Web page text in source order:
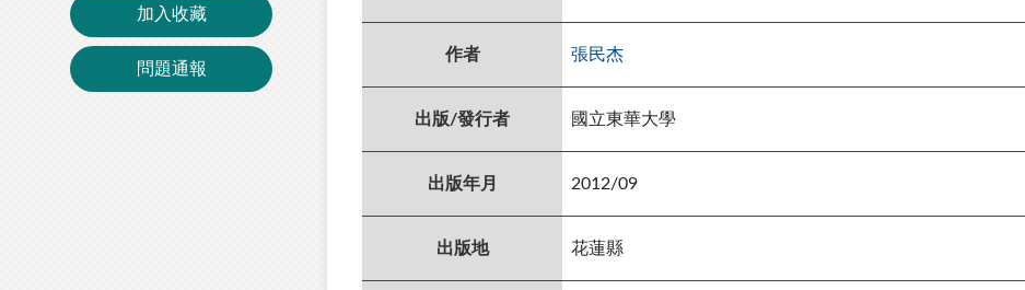
加入收藏
問題通報
作者 張民杰
出版/發行者 國立東華大學
出版年月 2012/09
出版地 花蓮縣